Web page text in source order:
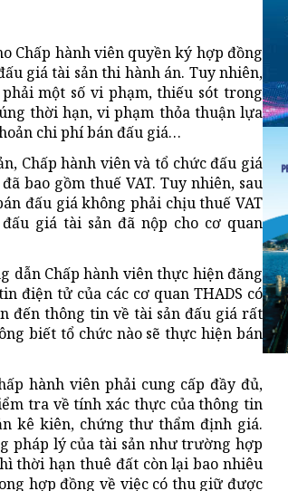
Chấp hành viên quyền ký hợp đồng
giá tài sản thi hành án. Tuy nhiên,
một số vi phạm, thiếu sót trong
thời hạn, vi phạm thỏa thuận lựa
chi phí bán đấu giá…
Chấp hành viên và tổ chức đấu giá
bao gồm thuế VAT. Tuy nhiên, sau
đấu giá không phải chịu thuế VAT
giá tài sản đã nộp cho cơ quan
dẫn Chấp hành viên thực hiện đăng
điện tử của các cơ quan THADS có
đến thông tin về tài sản đấu giá rất
biết tổ chức nào sẽ thực hiện bán
hành viên phải cung cấp đầy đủ,
tra về tính xác thực của thông tin
kê kiên, chứng thư thẩm định giá.
pháp lý của tài sản như trường hợp
thời hạn thuê đất còn lại bao nhiêu
hợp đồng về việc có thu giữ được